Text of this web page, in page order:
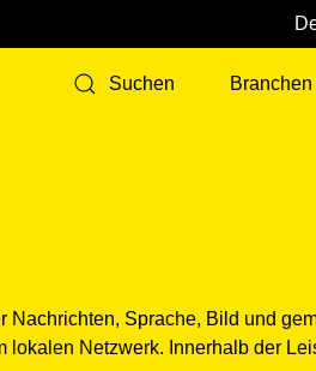
Suchen Branchen
Sprache, Bild und
Netzwerk. Innerhalb der